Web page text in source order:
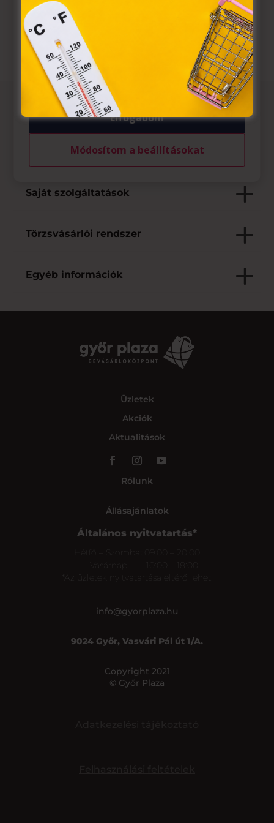
 Weboldal
Az üzletről
Elfogadott fizetési eszközök
Saját szolgáltatások
Törzsvásárlói rendszer
Egyéb információk
Üzletek
Akciók
Aktualitások
Rólunk
Állásajánlatok
Általános nyitvatartás*
*Az üzletek nyitvatartása eltérő lehet.
info@gyorplaza.hu
9024 Győr, Vasvári Pál út 1/A.
Copyright 2021
© Győr Plaza
egyes kérdéseiről szóló 2001. évi CVIII. törvény, valamint
az Európai Unió előírásainak megfelelően használjuk.
Azon weblapoknak, melyek az Európai Unió országain
belül működnek, a „sütik" használatához, és ezeknek a
felhasználó számítógépén vagy egyéb eszközén történő
tárolásához a felhasználók hozzájárulását kell kérniük.
Elfogadom
Módosítom a beállításokat